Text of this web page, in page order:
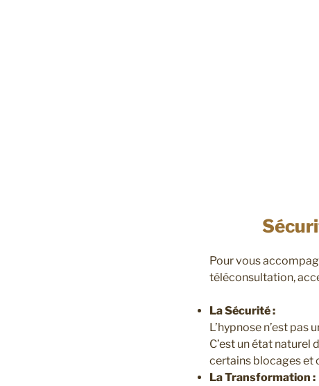
Pour vous
téléconsultation,
La Sécurité :
L’hypnose n’est pas
C’est un état
certains blocages et
La Transformation :